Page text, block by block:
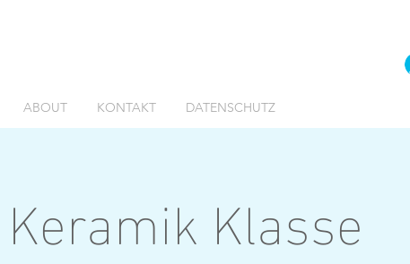
ABOUT KONTAKT DATENSCHUTZ
Klasse